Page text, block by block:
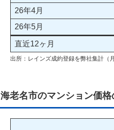
26年4月
26年5月
直近12ヶ月
出所：レインズ成約登録を弊社集計（
海老名市のマンション価格